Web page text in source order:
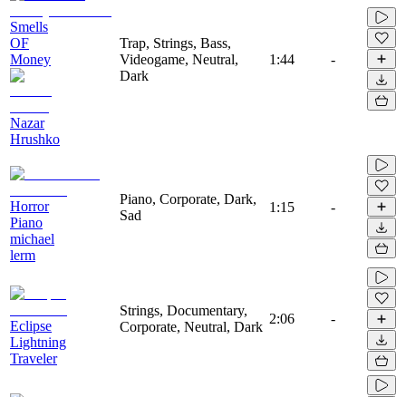
Smells
OF
Money
Nazar
Hrushko
Trap, Strings, Bass,
Videogame, Neutral,
Dark
1:44 -
Horror
Piano
michael
lerm
Piano, Corporate, Dark,
Sad
1:15 -
Eclipse
Lightning
Traveler
Strings, Documentary,
Corporate, Neutral, Dark
2:06 -